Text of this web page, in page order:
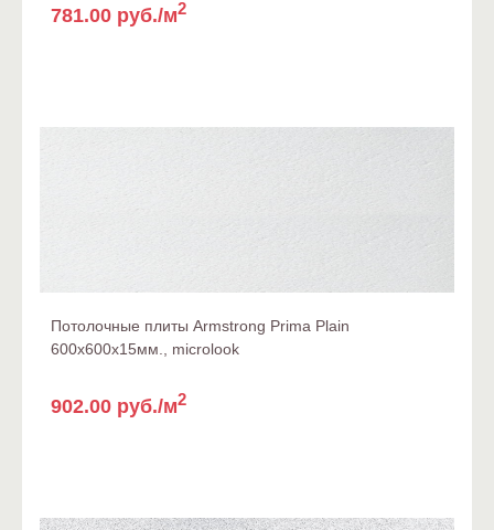
781.00 руб./м2
Потолочные плиты Armstrong Prima Plain
600x600x15мм., microlook
902.00 руб./м2